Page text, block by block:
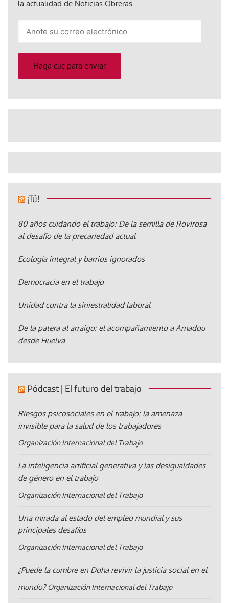
la actualidad de Noticias Obreras
electrónico
Haga clic para enviar
¡Tú!
80 años cuidando el trabajo: De la semilla de Rovirosa
al desafío de la precariedad actual
Ecología integral y barrios ignorados
Democracia en el trabajo
Unidad contra la siniestralidad laboral
De la patera al arraigo: el acompañamiento a Amadou
desde Huelva
Pódcast | El futuro del trabajo
Riesgos psicosociales en el trabajo: la amenaza
invisible para la salud de los trabajadores
Organización Internacional del Trabajo
La inteligencia artificial generativa y las desigualdades
de género en el trabajo
Organización Internacional del Trabajo
Una mirada al estado del empleo mundial y sus
principales desafíos
Organización Internacional del Trabajo
¿Puede la cumbre en Doha revivir la justicia social en el
mundo? Organización Internacional del Trabajo